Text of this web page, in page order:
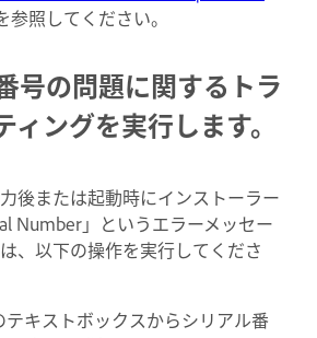
参照してください。
号の問題に関するトラ
ィングを実行します。
後または起動時にインストーラー
Number」というエラーメッセー
、以下の操作を実行してくださ
テキストボックスからシリアル番